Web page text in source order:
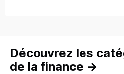
Découvrez les
de la finance →